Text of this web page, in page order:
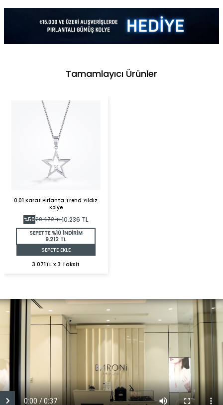
Tamamlayıcı Ürünler
0.01 Karat Pırlanta Trend Yıldız
Kolye
%5020.472TL10.236 TL
SEPETTE %10 İNDİRİM
9.212 TL
SEPETE EKLE
3.071TL x 3 Taksit